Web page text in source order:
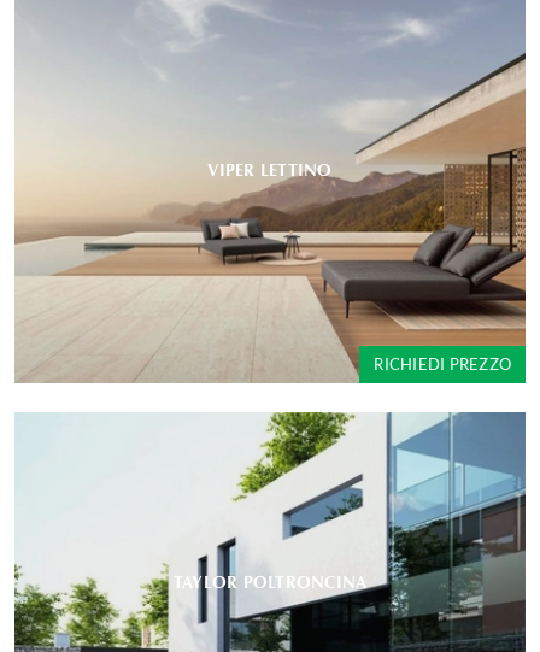
VIPER LETTINO
RICHIEDI PREZZO
TAYLOR POLTRONCINA